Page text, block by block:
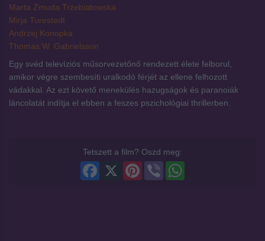
Marta Zmuda Trzebiatowska
Mirja Turestedt
Andrzej Konopka
Thomas W. Gabrielsson
Egy svéd televíziós műsorvezetőnő rendezett élete felborul,
amikor végre szembesíti uralkodó férjét az ellene felhozott
vádakkal. Az ezt követő menekülés hazugságok és paranoiák
láncolatát indítja el ebben a feszes pszichológiai thrillerben.
Tetszett a film? Oszd meg:
Viber
Pinterest
Facebook